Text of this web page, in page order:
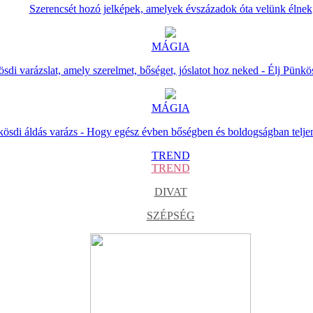
Szerencsét hozó jelképek, amelyek évszázadok óta velünk élnek
MÁGIA
varázslat, amely szerelmet, bőséget, jóslatot hoz neked - Élj
MÁGIA
áldás varázs - Hogy egész évben bőségben és boldogságban
TREND
TREND
DIVAT
SZÉPSÉG